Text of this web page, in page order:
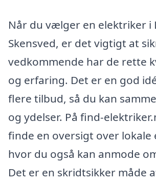
Når du vælger en elektriker i
Skensved, er det vigtigt at
vedkommende har de rette
og erfaring. Det er en god
flere tilbud, så du kan
og ydelser. På find-
finde en oversigt over lokale
hvor du også kan anmode
Det er en skridtsikker måde